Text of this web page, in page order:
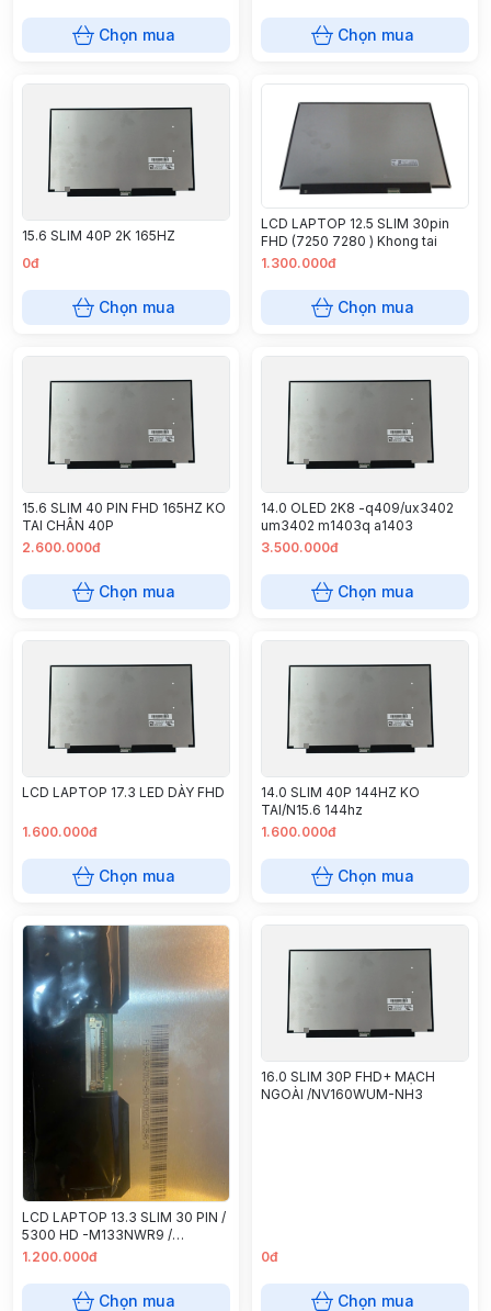
Chọn mua Chọn mua
15.6 SLIM 40P 2K 165HZ
0đ
Chọn mua
LCD LAPTOP 12.5 SLIM 30pin
FHD (7250 7280 ) Khong tai
1.300.000đ
Chọn mua
15.6 SLIM 40 PIN FHD 165HZ KO
TAI CHÂN 40P
2.600.000đ
Chọn mua
14.0 OLED 2K8 -q409/ux3402
um3402 m1403q a1403
3.500.000đ
Chọn mua
LCD LAPTOP 17.3 LED DÀY FHD
1.600.000đ
Chọn mua
14.0 SLIM 40P 144HZ KO
TAI/N15.6 144hz
1.600.000đ
Chọn mua
LCD LAPTOP 13.3 SLIM 30 PIN /
5300 HD -M133NWR9 /
NT133WHM-N61
1.200.000đ
Chọn mua
16.0 SLIM 30P FHD+ MẠCH
NGOÀI /NV160WUM-NH3
0đ
Chọn mua